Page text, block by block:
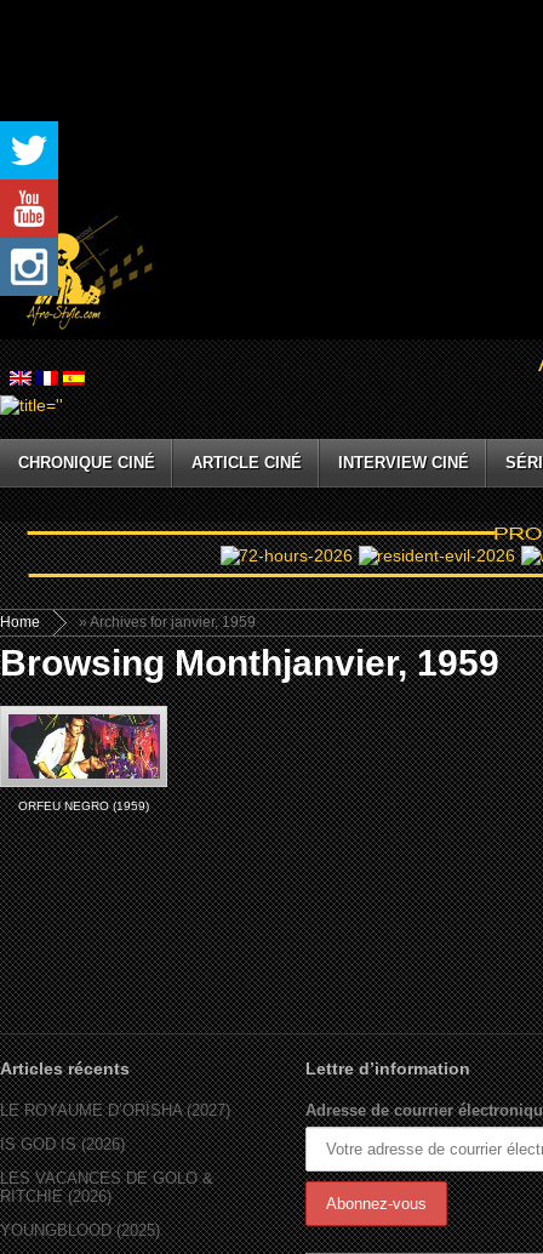
CHRONIQUE CINÉ ARTICLE CINÉ INTERVIEW CINÉ
Home » Archives for janvier, 1959
Browsing Monthjanvier, 1959
ORFEU NEGRO (1959)
Articles récents
LE ROYAUME D’ORÏSHA (2027)
IS GOD IS (2026)
LES VACANCES DE GOLO &
RITCHIE (2026)
YOUNGBLOOD (2025)
Lettre d’information
Adresse de courrier